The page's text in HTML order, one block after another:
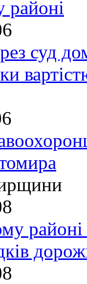
суд
районі